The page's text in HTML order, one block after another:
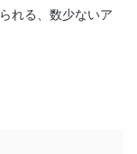
れる、数少ないア